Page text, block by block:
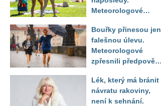
Meteorologové
do září
Bouřky přinesou jen
falešnou úlevu.
Meteorologové
zpřesnili předpověď
horkého počasí
Lék, který má bránit
návratu rakoviny,
není k sehnání.